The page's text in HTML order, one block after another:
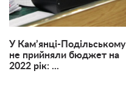
У Кам’янці-Подільському
не прийняли бюджет на
2022 рік: ...